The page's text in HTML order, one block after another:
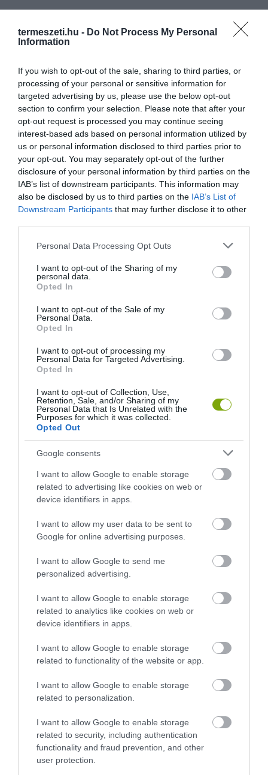
termeszeti.hu - Do Not Process My Personal
Information
If you wish to opt-out of the sale, sharing to third parties, or
processing of your personal or sensitive information for
targeted advertising by us, please use the below opt-out
section to confirm your selection. Please note that after your
opt-out request is processed you may continue seeing
interest-based ads based on personal information utilized by
us or personal information disclosed to third parties prior to
your opt-out. You may separately opt-out of the further
disclosure of your personal information by third parties on the
IAB’s list of downstream participants. This information may
also be disclosed by us to third parties on the IAB’s List of
Downstream Participants that may further disclose it to other
Please note that this website/app uses one or more Google
not limited to your visit or usage behaviour. You may click to
grant or deny consent to Google and its third-party tags to
use your data for below specified purposes in below Google
consent section.
Personal Data Processing Opt Outs
I want to opt-out of the Sharing of my
personal data.
Opted In
I want to opt-out of the Sale of my
Personal Data.
Opted In
I want to opt-out of processing my
Personal Data for Targeted Advertising.
Opted In
I want to opt-out of Collection, Use,
Retention, Sale, and/or Sharing of my
Personal Data that Is Unrelated with the
Purposes for which it was collected.
Opted Out
Google consents
I want to allow Google to enable storage
related to advertising like cookies on web or
device identifiers in apps.
I want to allow my user data to be sent to
Google for online advertising purposes.
I want to allow Google to send me
personalized advertising.
I want to allow Google to enable storage
related to analytics like cookies on web or
device identifiers in apps.
I want to allow Google to enable storage
related to functionality of the website or app.
I want to allow Google to enable storage
related to personalization.
I want to allow Google to enable storage
related to security, including authentication
functionality and fraud prevention, and other
user protection.
EGY ELSÜLLYEDT HAJÓ
TEXTILJEI ÚJRA ÖSSZEÁLLTAK:
A RUHA, AMELY TÚLÉLTE A
NEM MINDENKI MENEKÜLT
POMPEJIBEN: LEHET, HOGY
EGY ORVOS A VÉGSŐKIG
SEGÍTENI PRÓBÁLT
ÉVES: AZ EMBER, AKI
MEGTANÍTOTTA A VILÁGNAK,
HOGYAN KELL NÉZNI A
2026-05-08
FÉREGÉRT – CSAK ÉPPEN NEM
AZ OKOZTA A RÁKOT
2026-04-22
AUDHD: AMIKOR AZ AUTIZMUS
2026-04-21